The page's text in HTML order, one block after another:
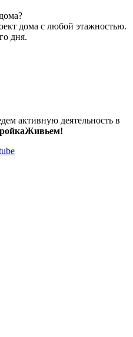
дома с любой этажностью.
дня.
активную деятельность в